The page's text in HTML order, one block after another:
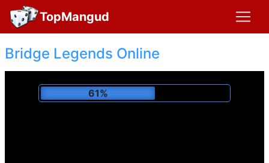
TopMangud
Bridge Legends Online
65%